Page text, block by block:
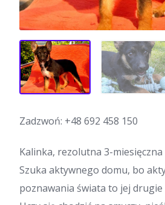
Zadzwoń: +48 692 458 150
Kalinka, rezolutna 3-miesięczna
Szuka aktywnego domu, bo
poznawania świata to jej drugie